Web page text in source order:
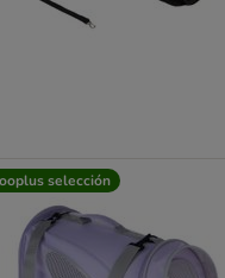
selección